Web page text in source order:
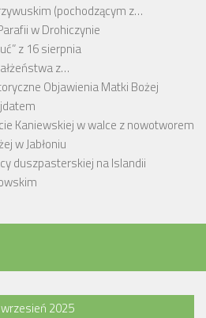
(pochodzącym z…
w Drohiczynie
z 16 sierpnia
z…
Objawienia Matki Bożej
Kaniewskiej w walce z nowotworem
w Jabłoniu
duszpasterskiej na Islandii
wrzesień 2025